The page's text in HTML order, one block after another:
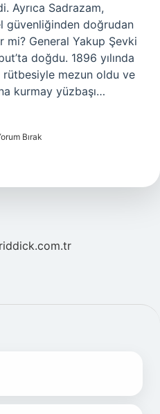
Ayrıca Sadrazam,
güvenliğinden doğrudan
mi? General Yakup Şevki
doğdu. 1896 yılında
rütbesiyle mezun oldu ve
kurmay yüzbaşı…
Bırak